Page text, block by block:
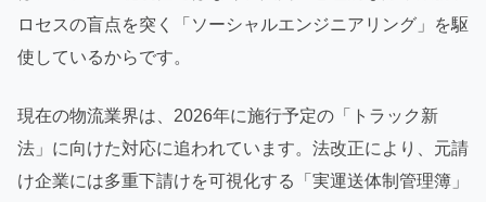
ロセスの盲点を突く「ソーシャルエンジニアリング」を駆
使しているからです。
現在の物流業界は、2026年に施行予定の「トラック新
法」に向けた対応に追われています。法改正により、元請
け企業には多重下請けを可視化する「実運送体制管理簿」